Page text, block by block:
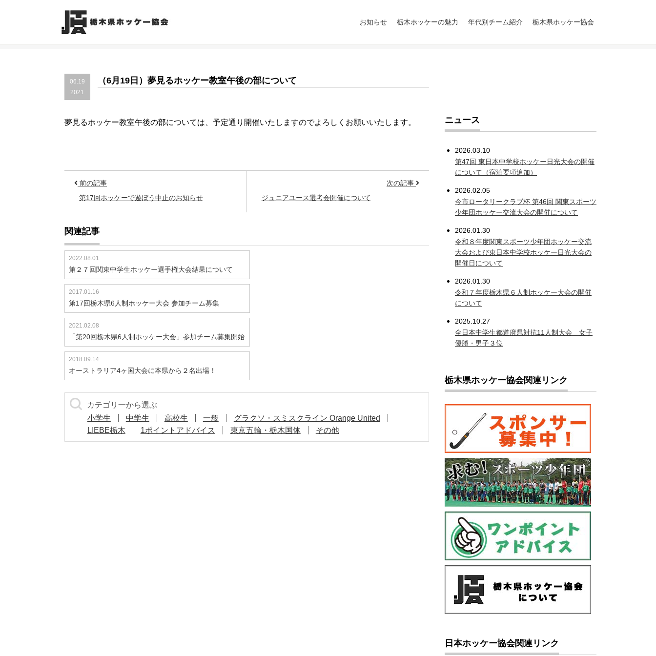
お知らせ 栃木ホッケーの魅力 年代別チーム紹介 栃木県ホッケー協会
06.19
2021
（6月19日）夢見るホッケー教室午後の部について
夢見るホッケー教室午後の部については、予定通り開催いたしますのでよろしくお願いいたします。
前の記事
第17回ホッケーで遊ぼう中止のお知らせ
次の記事
ジュニアユース選考会開催について
関連記事
2022.08.01
第２７回関東中学生ホッケー選手権大会結果について
2017.01.16
第17回栃木県6人制ホッケー大会 参加チーム募集
2021.02.08
「第20回栃木県6人制ホッケー大会」参加チーム募集開始
2018.09.14
オーストラリア4ヶ国大会に本県から２名出場！
カテゴリ一から選ぶ
小学生
中学生 高校生 一般
グラクソ・スミスクライン Orange United
LIEBE栃木
1ポイントアドバイス 東京五輪・栃木国体 その他
ニュース
2026.03.10
第47回 東日本中学校ホッケー日光大会の開催
について（宿泊要項追加）
2026.02.05
今市ロータリークラブ杯 第46回 関東スポーツ
少年団ホッケー交流大会の開催について
2026.01.30
令和８年度関東スポーツ少年団ホッケー交流
大会および東日本中学校ホッケー日光大会の
開催日について
2026.01.30
令和７年度栃木県６人制ホッケー大会の開催
について
2025.10.27
全日本中学生都道府県対抗11人制大会 女子
優勝・男子３位
栃木県ホッケー協会関連リンク
日本ホッケー協会関連リンク